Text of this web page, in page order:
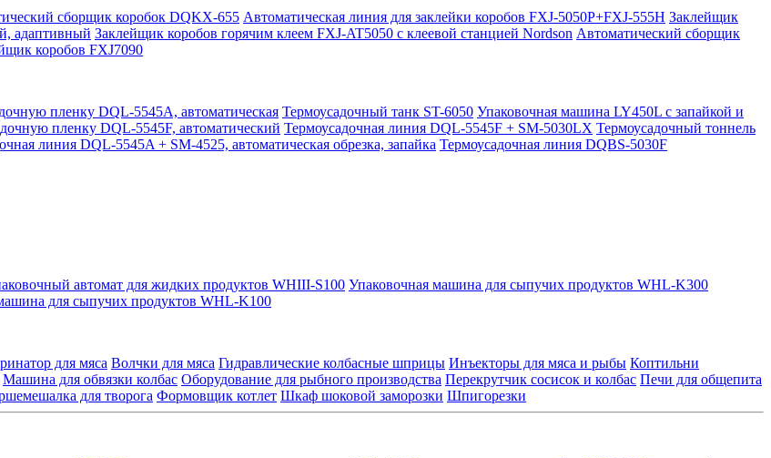
сборщик коробок DQKX-655 Автоматическая линия для заклейки коробов FXJ-5050P+FXJ-555H Заклейщик
адаптивный Заклейщик коробов горячим клеем FXJ-AT5050 с клеевой станцией Nordson Автоматический сборщик
коробов FXJ7090
пленку DQL-5545A, автоматическая Термоусадочный танк ST-6050 Упаковочная машина LY450L с запайкой и
пленку DQL-5545F, автоматический Термоусадочная линия DQL-5545F + SM-5030LX Термоусадочный тоннель
линия DQL-5545A + SM-4525, автоматическая обрезка, запайка Термоусадочная линия DQBS-5030F
автомат для жидких продуктов WHIII-S100 Упаковочная машина для сыпучих продуктов WHL-K300
для сыпучих продуктов WHL-K100
для мяса Волчки для мяса Гидравлические колбасные шприцы Инъекторы для мяса и рыбы Коптильни
Машина для обвязки колбас Оборудование для рыбного производства Перекрутчик сосисок и колбас Печи для общепита
для творога Формовщик котлет Шкаф шоковой заморозки Шпигорезки